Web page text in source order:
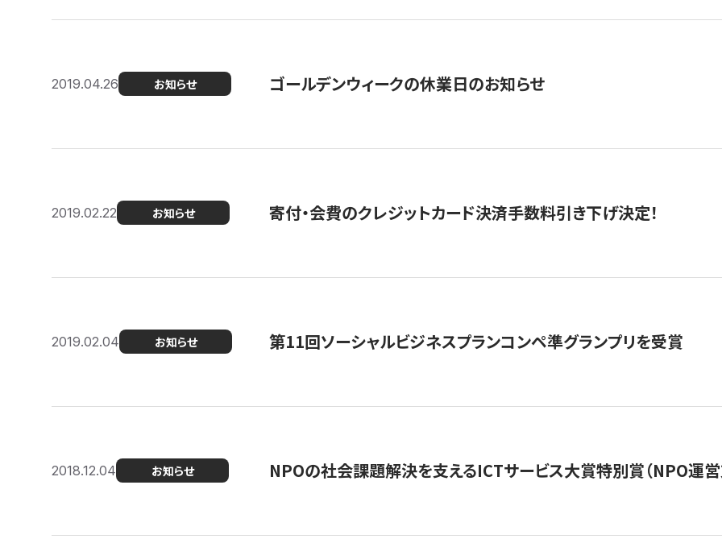
2019.04.26 お知らせ ゴールデンウィークの休業日のお知らせ
2019.02.22 お知らせ 寄付・会費のクレジットカード決済手数料引き下げ決定！
2019.02.04 お知らせ 第11回ソーシャルビジネスプランコンペ準グランプリを受賞
2018.12.04 お知らせ NPOの社会課題解決を支えるICTサービス大賞特別賞（NPO運